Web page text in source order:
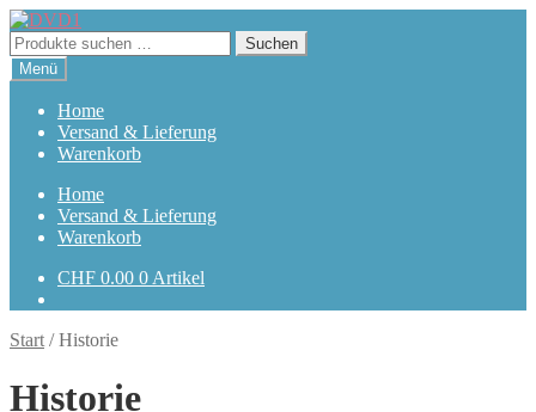
Zur
Navigation
springen
Zum
Inhalt
springen
Suchen
nach:
Suchen
Menü
Home
Versand & Lieferung
Warenkorb
Home
Versand & Lieferung
Warenkorb
CHF 0.00 0 Artikel
Start /Historie
Historie